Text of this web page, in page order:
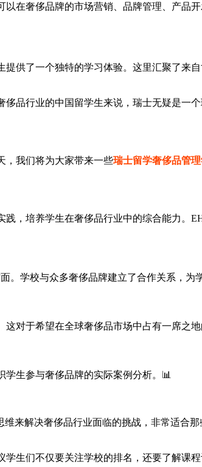
在奢侈品牌的市场营销、品牌管理、产品
供了一个独特的学习体验。这里汇聚了来
品行业的中国留学生来说，瑞士无疑是一
，我们将为大家带来一些瑞士留学奢侈品管
，培养学生在奢侈品行业中的综合能力。
。学校与众多奢侈品牌建立了合作关系，为
对于希望在全球奢侈品市场中占有一席之
生参与奢侈品牌的实际案例分析。📊
来解决奢侈品行业面临的挑战，非常适合
学生们不仅要关注学校的排名，还要了解课